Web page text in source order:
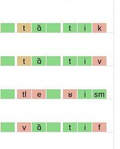
t ɑ̃ t i k
t ɑ̃ t i v
tl e ʁ i sm
v ɑ̃ t i f